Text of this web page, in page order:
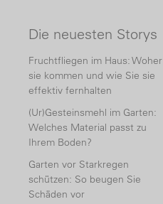
Die neuesten Storys
Fruchtfliegen im Haus: Woher
sie kommen und wie Sie sie
effektiv fernhalten
(Ur)Gesteinsmehl im Garten:
Welches Material passt zu
Ihrem Boden?
Garten vor Starkregen
schützen: So beugen Sie
Schäden vor